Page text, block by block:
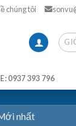
chúng tôi
0937 393 796